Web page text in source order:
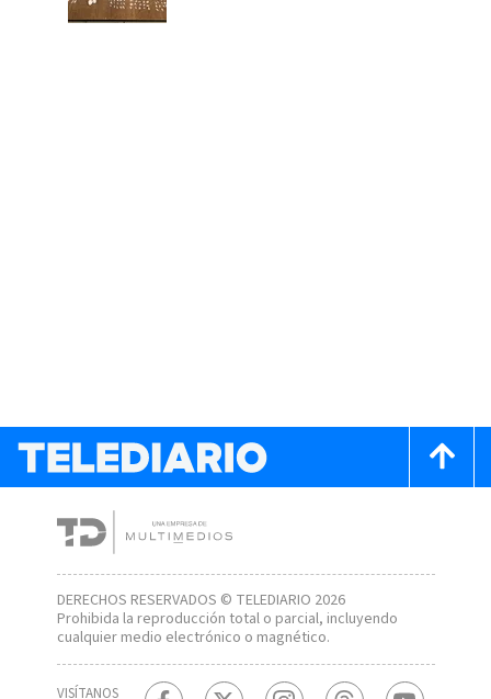
DERECHOS RESERVADOS © TELEDIARIO 2026
Prohibida la reproducción total o parcial, incluyendo
cualquier medio electrónico o magnético.
VISÍTANOS